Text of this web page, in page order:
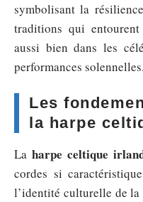
symbolisant la
traditions qui
aussi bien dans les
performances solennelles.
Les
la harpe
Laharpe celtique
cordes si
l’identité culturelle de